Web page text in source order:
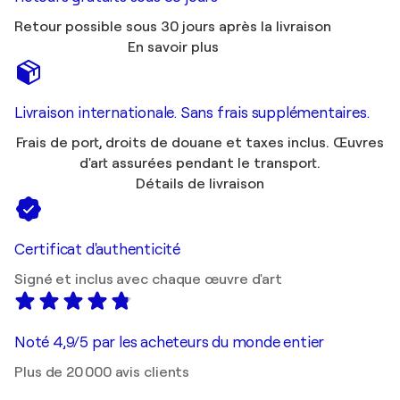
Retour possible sous 30 jours après la livraison
En savoir plus
Livraison internationale. Sans frais supplémentaires.
Frais de port, droits de douane et taxes inclus. Œuvres
d'art assurées pendant le transport.
Détails de livraison
Certificat d'authenticité
Signé et inclus avec chaque œuvre d'art
Noté 4,9/5 par les acheteurs du monde entier
Plus de 20 000 avis clients